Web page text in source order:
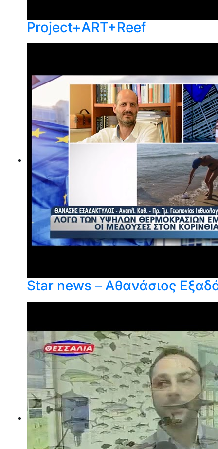
Project+ART+Reef
Star news – Αθανάσιος